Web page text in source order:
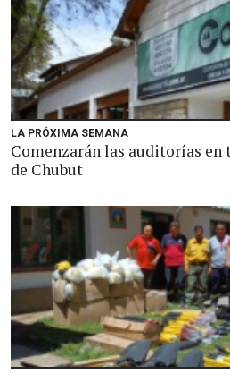
LA PRÓXIMA SEMANA
Comenzarán las auditorías en
de Chubut